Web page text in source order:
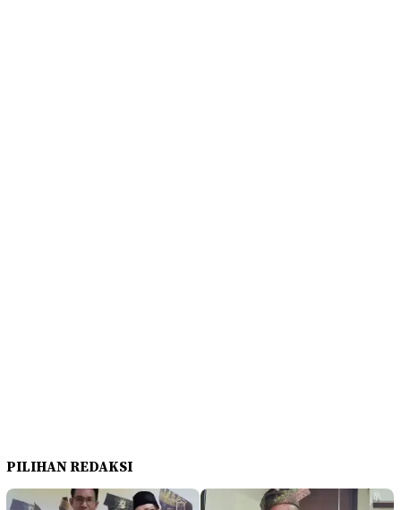
PILIHAN REDAKSI